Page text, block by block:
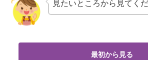
見たいところから見てく
最初から見る